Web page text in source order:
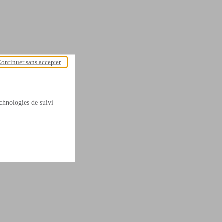
de suivi
sans accepter